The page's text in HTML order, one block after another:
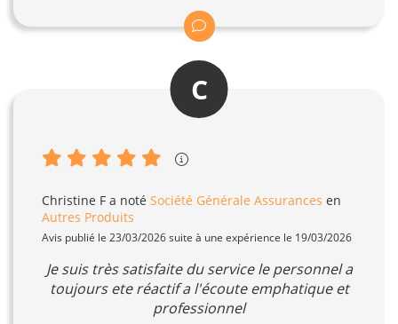
C
Christine F a noté Société Générale Assurances en
Autres Produits
Avis publié le 23/03/2026 suite à une expérience le 19/03/2026
Je suis très satisfaite du service le personnel a
toujours ete réactif a l'écoute emphatique et
professionnel